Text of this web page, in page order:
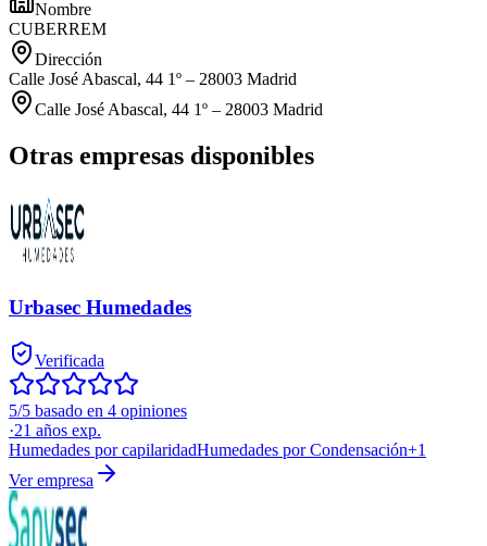
Nombre
CUBERREM
Dirección
Calle José Abascal, 44 1º – 28003 Madrid
Calle José Abascal, 44 1º – 28003 Madrid
Otras empresas disponibles
Urbasec Humedades
Verificada
5/5 basado en 4 opiniones
·21 años exp.
Humedades por capilaridadHumedades por Condensación+1
Ver empresa